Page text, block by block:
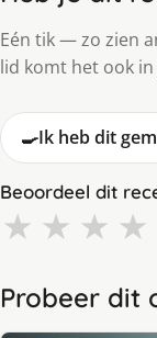
Eén tik — zo zien
lid komt het ook
🍳Ik heb dit
Beoordeel dit
★ ★ ★ ★
Probeer dit